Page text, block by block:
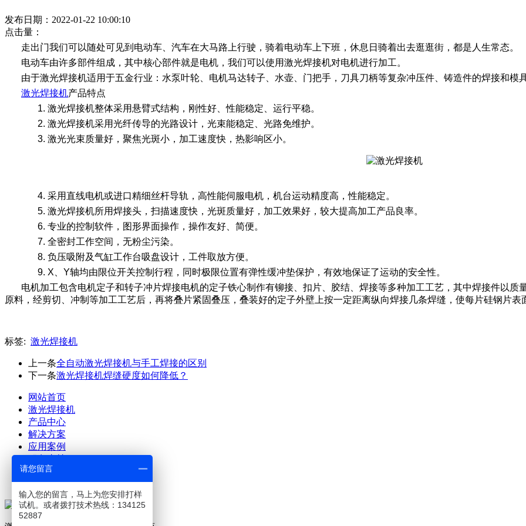
发布日期：2022-01-22 10:00:10
点击量：
走出门我们可以随处可见到电动车、汽车在大马路上行驶，骑着电动车上下班，休息日骑着出去逛逛街，都是人生常态。
电动车由许多部件组成，其中核心部件就是电机， 我们可以使用激光焊接机对电机进行加工。
由于激光焊接机适用于五金行业：水泵叶轮、电机马达转子、水壶、门把手，刀具刀柄等复杂冲压件、铸造件的焊接和模
激光焊接机产品特点
1. 激光焊接机整体采用悬臂式结构，刚性好、性能稳定、运行平稳。
2. 激光焊接机采用光纤传导的光路设计，光束能稳定、光路免维护。
3. 激光光束质量好，聚焦光斑小，加工速度快，热影响区小。
4. 采用直线电机或进口精细丝杆导轨，高性能伺服电机，机台运动精度高，性能稳定。
5. 激光焊接机所用焊接头，扫描速度快，光斑质量好，加工效果好，较大提高加工产品良率。
6. 专业的控制软件，图形界面操作，操作友好、简便。
7. 全密封工作空间，无粉尘污染。
8. 负压吸附及气缸工作台吸盘设计，工件取放方便。
9. X、Y轴均由限位开关控制行程，同时极限位置有弹性缓冲垫保护，有效地保证了运动的安全性。
电机加工包含电机定子和转子冲片焊接电机的定子铁心制作有铆接、扣片、胶结、焊接等多种加工工艺，其中焊接件以
原料，经剪切、冲制等加工工艺后，再将叠片紧固叠压，叠装好的定子外壁上按一定距离纵向焊接几条焊缝，使每片硅钢片
标签: 激光焊接机
上一条全自动激光焊接机与手工焊接的区别
下一条激光焊接机焊缝硬度如何降低？
网站首页
激光焊接机
产品中心
解决方案
应用案例
关于澜速
联系澜速
请您留言
输入您的留言，马上为您安排打样
试机。或者拨打技术热线：134125
52887